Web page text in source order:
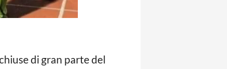
di gran parte del